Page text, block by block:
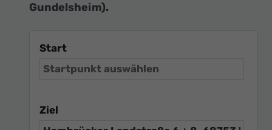
Gundelsheim).
Start
Ziel